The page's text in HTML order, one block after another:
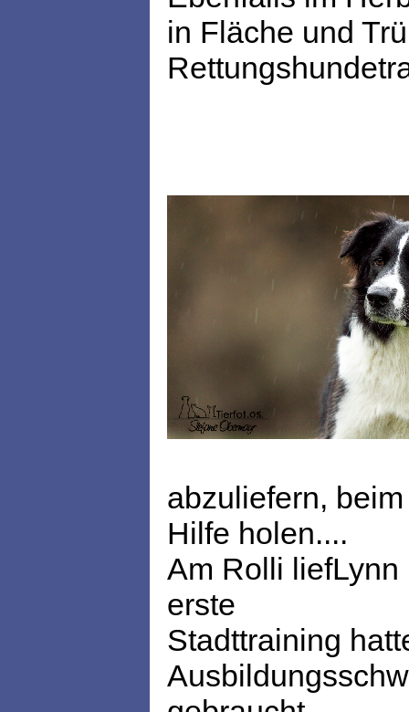
in Fläche und
abzuliefern,
Hilfe holen....
Am Rolli
erste
Stadttraining